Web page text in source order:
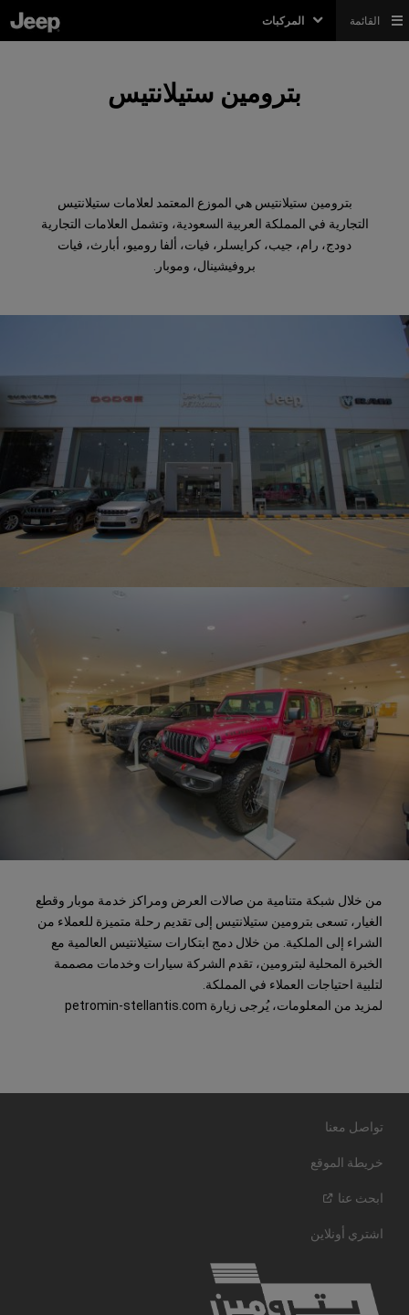
المركبات القائمة
بترومين ستيلانتيس
بترومين ستيلانتيس هي الموزع المعتمد لعلامات ستيلانتيس
التجارية في المملكة العربية السعودية، وتشمل العلامات التجارية
دودج، رام، جيب، كرايسلر، فيات، ألفا روميو، أبارث، فيات
بروفيشينال، وموبار.
من خلال شبكة متنامية من صالات العرض ومراكز خدمة موبار وقطع
الغيار، تسعى بترومين ستيلانتيس إلى تقديم رحلة متميزة للعملاء من
الشراء إلى الملكية. من خلال دمج ابتكارات ستيلانتيس العالمية مع
الخبرة المحلية لبترومين، تقدم الشركة سيارات وخدمات مصممة
لتلبية احتياجات العملاء في المملكة.
لمزيد من المعلومات، يُرجى زيارة petromin-stellantis.com
تواصل معنا
خريطة الموقع
ابحث عنا
اشتري أونلاين